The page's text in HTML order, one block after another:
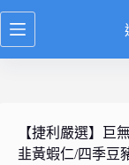
跳
至
【捷利嚴選】巨
韭黃蝦仁/四季豆